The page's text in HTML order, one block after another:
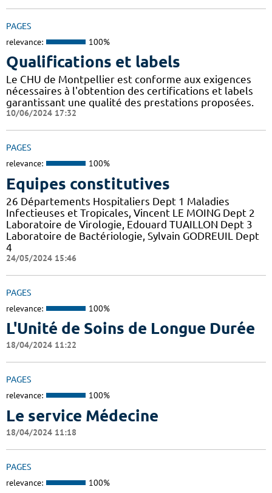
PAGES
relevance: 100%
Qualifications et labels
Le CHU de Montpellier est conforme aux exigences
nécessaires à l'obtention des certifications et labels
garantissant une qualité des prestations proposées.
10/06/2024 17:32
PAGES
relevance: 100%
Equipes constitutives
26 Départements Hospitaliers Dept 1 Maladies
Infectieuses et Tropicales, Vincent LE MOING Dept 2
Laboratoire de Virologie, Edouard TUAILLON Dept 3
Laboratoire de Bactériologie, Sylvain GODREUIL Dept
4
24/05/2024 15:46
PAGES
relevance: 100%
L'Unité de Soins de Longue Durée
18/04/2024 11:22
PAGES
relevance: 100%
Le service Médecine
18/04/2024 11:18
PAGES
relevance: 100%